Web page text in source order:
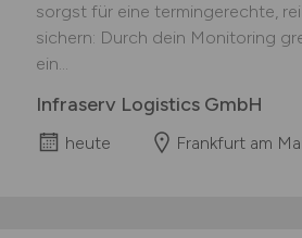
sorgst für eine termingerechte,
sichern: Durch dein Monitoring
ein...
Infraserv Logistics GmbH
heute Frankfurt am